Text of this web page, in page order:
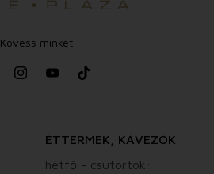
Kövess minket
ÉTTERMEK, KÁVÉZÓK
hétfő - csütörtök: